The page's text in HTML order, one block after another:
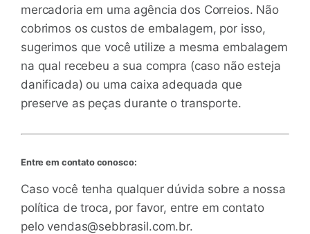
mercadoria em uma agência dos Correios. Não
cobrimos os custos de embalagem, por isso,
sugerimos que você utilize a mesma embalagem
na qual recebeu a sua compra (caso não esteja
danificada) ou uma caixa adequada que
preserve as peças durante o transporte.
Entre em contato conosco:
Caso você tenha qualquer dúvida sobre a nossa
política de troca, por favor, entre em contato
pelovendas@sebbrasil.com.br.